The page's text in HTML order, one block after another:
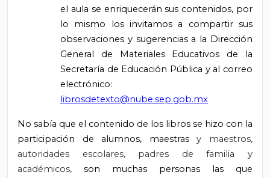
el aula se enriquecerán sus contenidos, por
lo mismo los invitamos a compartir sus
observaciones y sugerencias a la Dirección
General de Materiales Educativos de la
Secretaría de Educación Pública y al correo
electrónico:
librosdetexto@nube.sep.gob.mx
No sabía que el contenido de los libros se hizo con la
participación de alumnos, maestrasy maestros,
autoridades escolares, padres de familia y
académicos, son muchas personas las que